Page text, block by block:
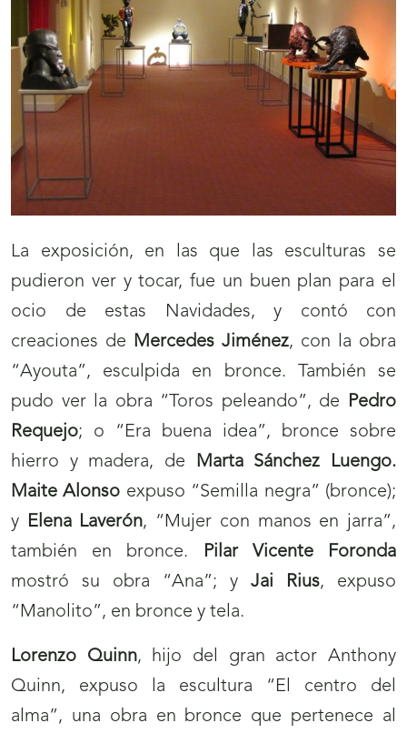
La exposición, en las que las esculturas se
pudieron ver y tocar, fue un buen plan para el
ocio de estas Navidades, y contó con
creaciones de Mercedes Jiménez, con la obra
“Ayouta”, esculpida en bronce. También se
pudo ver la obra “Toros peleando”, de Pedro
Requejo; o “Era buena idea”, bronce sobre
hierro y madera, de Marta Sánchez Luengo.
Maite Alonso expuso “Semilla negra” (bronce);
y Elena Laverón, “Mujer con manos en jarra”,
también en bronce.
Pilar Vicente Foronda
mostró su obra “Ana”; y Jai Rius, expuso
“Manolito”, en bronce y tela.
Lorenzo Quinn, hijo del gran actor Anthony
Quinn, expuso la escultura “El centro del
alma”, una obra en bronce que pertenece al